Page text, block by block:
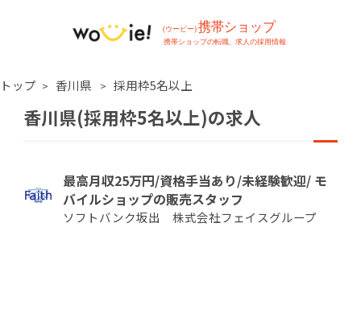
トップ 香川県 採用枠5名以上
香川県(採用枠5名以上)の求人
最高月収25万円/資格手当あり/未経験歓迎/ モ
バイルショップの販売スタッフ
ソフトバンク坂出 株式会社フェイスグループ